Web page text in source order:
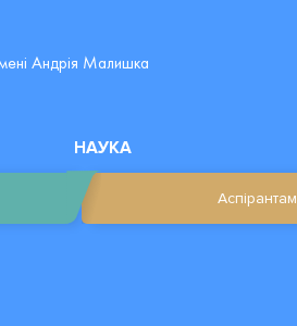
Андрія Малишка
НАУКА
Аспірантам